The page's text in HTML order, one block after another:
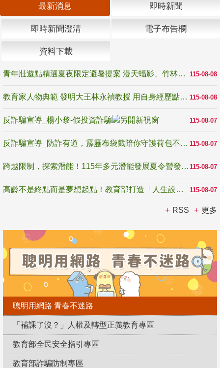
最新消息 即時新聞
即時新聞澄清 電子布告欄
資料下載
115-08-08
青年壯遊點精選夏夜限定避暑提案 漫天蝠影、竹林尋蛙、茶香夜觀 邀青年暮色出發
115-08-08
教育家人物典範 發明大王林永禎教授 用自身經歷點亮學生的路
115-08-07
反詐騙宣導_楊小黎-假投資詐騙
115-08-07
反詐騙宣導_防詐有道，霹靂布袋戲陪你守護荷包不受騙
115-08-07
跨越限制，探索潛能！115年多元潛能發展夏令營發掘生命無限可能
115-08-07
高齡不是終點而是夢想起點！教育部打造「人生設計夢工場」 參展第3屆高齡健康產業博覽會
RSS 更多
聰明用網路 青春不迷路
「補課了沒？」人權及轉型正義教育專區
教育部全民安全指引專區
教育部詐騙防制專區